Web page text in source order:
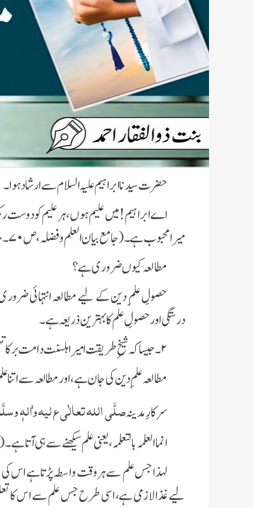
حضرت سیدنا ابراہیم علیہ السلام سے ارشاد ہوا۔
اے ابراہیم ! میں علیم ہوں، ہر علیم کو
میرا محبوب ہے۔(جامع بیان العلم وفضلہ ، ص ۷۰۔ حدیث ۲۱۲)
مطالعہ کیوں ضروری ہے ؟
حصولِ علم ِ دین کے لیے مطالعہ انتہائی
درستگی اور حصولِ علم کا بہترین ذریعہ ہے۔
۲۔ جیسا کہ شیخِ طریقت امیر اہلسنت دامت برکاتہم العالیہ فرماتے ہیں:
مطالعہ علمِ دین کی جان ہے، اور مطالعہ سے اتنا
سرکارِ مدینہصلَّی اللہ تعالٰی ع لیہ واٰلہٖ
انما العلمہ بالتعلمہ، یعنی علم سیکھنے سے ہی آتا
لہذا جس علم سے ہر وقت واسطہ پڑتا ہے
لیے غذا لازمی ہے، اسی طرح جس علم سے اس کا